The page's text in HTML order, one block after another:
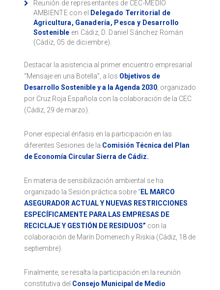
Reunión de representantes de CEC-MEDIO
AMBIENTE con el
Delegado Territorial de
Agricultura, Ganadería, Pesca y Desarrollo
Sostenible en Cádiz, D. Daniel Sánchez Román
(Cádiz, 05 de diciembre).
Destacar la asistencia al primer encuentro empresarial
“Mensaje en una Botella”, a los Objetivos de
Desarrollo Sostenible y a la Agenda 2030, organizado
por Cruz Roja Española con la colaboración de la CEC
(Cádiz, 29 de marzo).
Poner especial énfasis en la participación en las
diferentes Sesiones de la Comisión Técnica del Plan
de Economía Circular Sierra de Cádiz.
En materia de sensibilización ambiental se ha
organizado la Sesión práctica sobre “EL MARCO
ASEGURADOR ACTUAL Y NUEVAS RESTRICCIONES
ESPECÍFICAMENTE PARA LAS EMPRESAS DE
RECICLAJE Y GESTIÓN DE RESIDUOS” con la
colaboración de Marín Domenech y Riskia (Cádiz, 18 de
septiembre).
Finalmente, se resalta la participación en la reunión
constitutiva del Consejo Municipal de Medio